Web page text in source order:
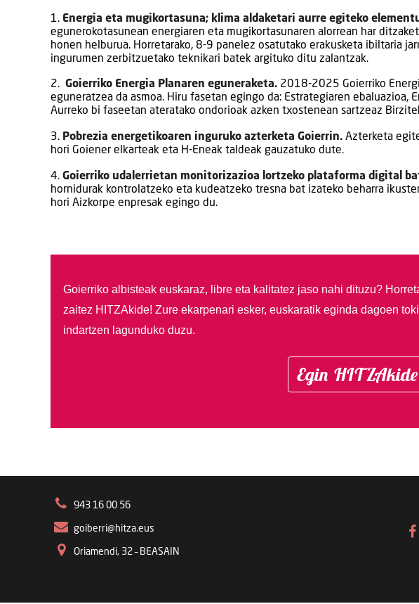
1. Energia eta mugikortasuna; klima aldaketari aurre egiteko
egunerokotasunean energiaren eta mugikortasunaren alorrean har
honen helburua. Horretarako, 8-9 panelez osatutako erakusketa ibiltaria
ingurumen zerbitzuetako teknikari batek argituko ditu zalantzak.
2. Goierriko Energia Planaren eguneraketa. 2018-2025 Goierriko
eguneratzea da asmoa. Hiru fasetan egingo da: Estrategiaren ebaluazioa,
Aurreko bi faseetan ateratako ondorioak azken txostenean sartzeaz
3. Pobrezia energetikoaren inguruko azterketa Goierrin. Azterketa
hori Goiener elkarteak eta H-Eneak taldeak gauzatuko dute.
4. Goierriko udalerrietan monitorizazioa lortzeko plataforma digital
hornidurak kontrolatzeko eta kudeatzeko tresna bat izateko beharra
hori Aizkorpe enpresak egingo du.
Goierriko albisteak euskaraz, libre eta kalitatez jaso nahi dituzu?
zaitez HITZAkide! Zure ekarpenari esker, euskaratik eginda dagoen
indartzen lagunduko duzu.
Egin HITZAkide
943 16 00 56
goiberri@hitza.eus
Oriamendi, 32 – BEASAIN